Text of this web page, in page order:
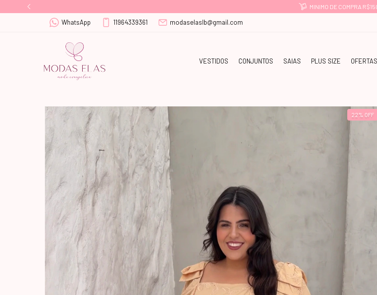
MINIMO DE COMPRA
WhatsApp 11964339361 modaselaslb@gmail.com
VESTIDOS CONJUNTOS SAIAS PLUS SIZE OFERTAS
22% OFF